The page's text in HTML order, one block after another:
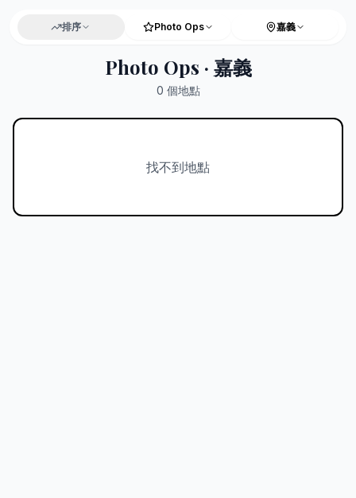
排序 Photo Ops 嘉義
Photo Ops · 嘉義
0 個地點
找不到地點